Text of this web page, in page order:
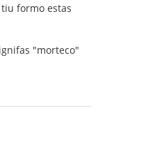
formo estas
"morteco"